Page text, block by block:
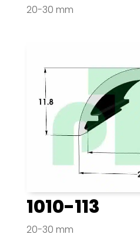
20-30 mm
1010-113
20-30 mm